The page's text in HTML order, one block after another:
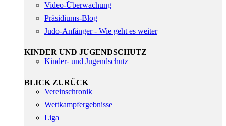
Video-Überwachung
Präsidiums-Blog
Judo-Anfänger - Wie geht es weiter
KINDER UND JUGENDSCHUTZ
Kinder- und Jugendschutz
BLICK ZURÜCK
Vereinschronik
Wettkampfergebnisse
Liga